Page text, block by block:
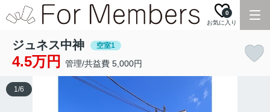
お気に入り
0
ジュネス中神 空室1
4.5万円 管理/共益費 5,000円
1/6